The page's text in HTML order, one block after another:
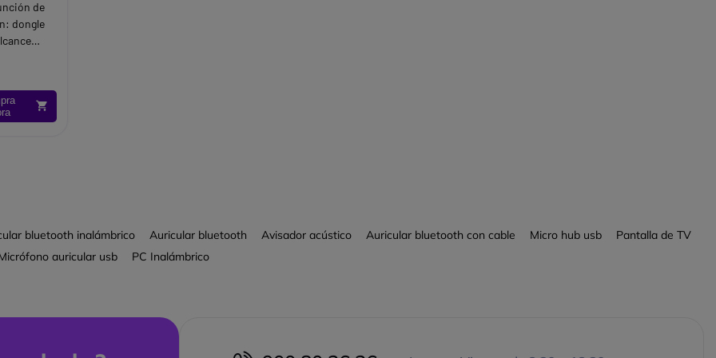
de
dongle
Jabber
bluetooth inalámbrico Auricular bluetooth Avisador acústico Auricular bluetooth con cable Micro hub usb
Pantalla de TV
auricular usb PC Inalámbrico